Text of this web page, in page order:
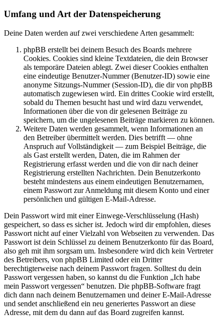
Umfang und Art der Datenspeicherung
Deine Daten werden auf zwei verschiedene Arten gesammelt:
phpBB erstellt bei deinem Besuch des Boards mehrere
Cookies. Cookies sind kleine Textdateien, die dein Browser
als temporäre Dateien ablegt. Zwei dieser Cookies enthalten
eine eindeutige Benutzer-Nummer (Benutzer-ID) sowie eine
anonyme Sitzungs-Nummer (Session-ID), die dir von phpBB
automatisch zugewiesen wird. Ein drittes Cookie wird erstellt,
sobald du Themen besucht hast und wird dazu verwendet,
Informationen über die von dir gelesenen Beiträge zu
speichern, um die ungelesenen Beiträge markieren zu können.
Weitere Daten werden gesammelt, wenn Informationen an
den Betreiber übermittelt werden. Dies betrifft — ohne
Anspruch auf Vollständigkeit — zum Beispiel Beiträge, die
als Gast erstellt werden, Daten, die im Rahmen der
Registrierung erfasst werden und die von dir nach deiner
Registrierung erstellten Nachrichten. Dein Benutzerkonto
besteht mindestens aus einem eindeutigen Benutzernamen,
einem Passwort zur Anmeldung mit diesem Konto und einer
persönlichen und gültigen E-Mail-Adresse.
Dein Passwort wird mit einer Einwege-Verschlüsselung (Hash)
gespeichert, so dass es sicher ist. Jedoch wird dir empfohlen, dieses
Passwort nicht auf einer Vielzahl von Webseiten zu verwenden. Das
Passwort ist dein Schlüssel zu deinem Benutzerkonto für das Board,
also geh mit ihm sorgsam um. Insbesondere wird dich kein Vertreter
des Betreibers, von phpBB Limited oder ein Dritter
berechtigterweise nach deinem Passwort fragen. Solltest du dein
Passwort vergessen haben, so kannst du die Funktion „Ich habe
mein Passwort vergessen“ benutzen. Die phpBB-Software fragt
dich dann nach deinem Benutzernamen und deiner E-Mail-Adresse
und sendet anschließend ein neu generiertes Passwort an diese
Adresse, mit dem du dann auf das Board zugreifen kannst.